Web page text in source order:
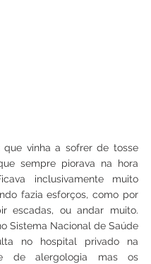
que vinha a sofrer de tosse
sempre piorava na hora
inclusivamente muito
fazia esforços, como por
escadas, ou andar muito.
Sistema Nacional de Saúde
no hospital privado na
de alergologia mas os